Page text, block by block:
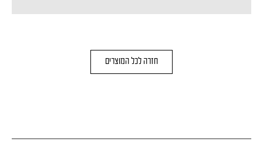
NOA
חזרה לכל המוצרים